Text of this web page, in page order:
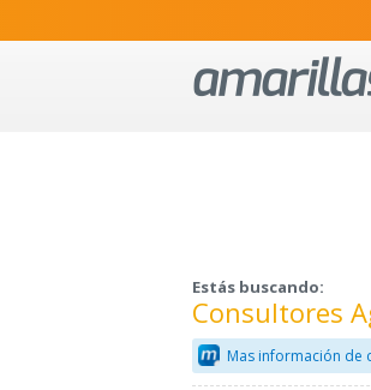
Estás buscando:
Consultores
Mas información de